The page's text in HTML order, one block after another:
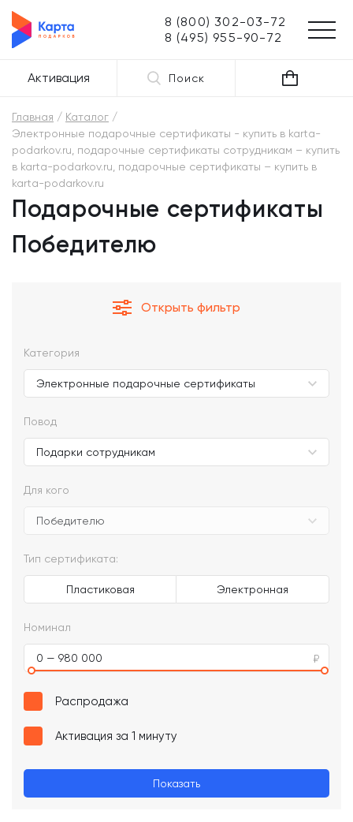
8 (800) 302-03-72
8 (495) 955-90-72
Активация Поиск
Главная
Каталог
Электронные подарочные сертификаты - купить в karta-
podarkov.ru, подарочные сертификаты сотрудникам – купить
в karta-podarkov.ru, подарочные сертификаты – купить в
karta-podarkov.ru
Подарочные сертификаты
Победителю
Открыть фильтр
Категория
Повод
Для кого
Тип сертификата:
Пластиковая Электронная
Номинал
0 — 980 000
Распродажа
Активация за 1 минуту
Показать